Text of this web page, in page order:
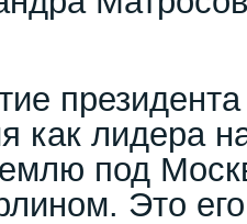
как лидера
под
Это